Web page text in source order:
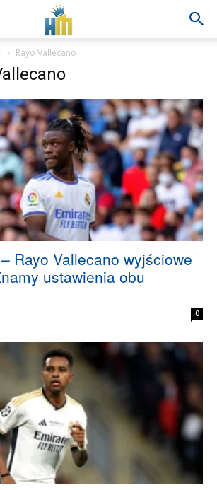
Rayo Vallecano
Rayo Vallecano wyjściowe
ustawienia obu
0